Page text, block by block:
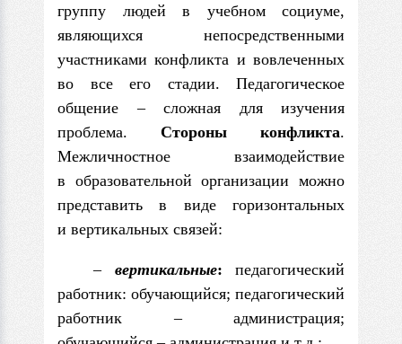
группу людей в учебном социуме,
являющихся непосредственными
участниками конфлик­та и вовлеченных
во все его стадии. Педагогическое
общение – сложная для изучения
проблема. Стороны конфликта.
Межличностное взаимодействие
в образовательной организации можно
представить в виде горизонтальных
и вертикальных связей:
– вертикальные: педагогический
работник: обучающийся; педагогический
работник – администрация;